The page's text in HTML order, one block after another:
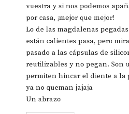
vuestra y si nos podemos
por casa, ¡mejor que mejor!
Lo de las magdalenas
están calientes pasa, pero
pasado a las cápsulas de
reutilizables y no pegan. Son
permiten hincar el diente a la
ya no queman jajaja
Un abrazo